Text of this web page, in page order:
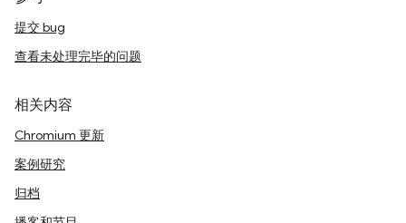
提交 bug
查看未处理完毕的问题
相关内容
Chromium 更新
案例研究
归档